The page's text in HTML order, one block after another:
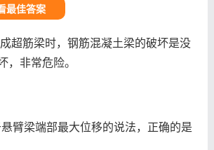
最佳答案
超筋梁时，钢筋混凝土梁的破坏是没
，非常危险。
臂梁端部最大位移的说法，正确的是